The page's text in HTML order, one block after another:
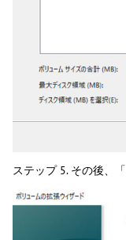
ステップ 5. その後、「